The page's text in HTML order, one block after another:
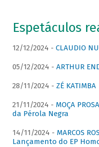
Espetáculos
12/12/2024 - CLAUDIO
05/12/2024 - ARTHUR
28/11/2024 - ZÉ KATIMBA
21/11/2024 - MOÇA
da Pérola Negra
14/11/2024 - MARCOS
Lançamento do EP